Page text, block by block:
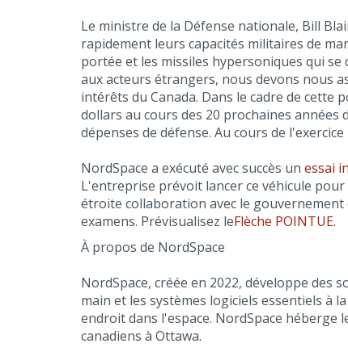
Le ministre de la Défense nationale, Bill
rapidement leurs capacités militaires de
portée et les missiles hypersoniques qui
aux acteurs étrangers, nous devons nous
intérêts du Canada. Dans le cadre de cette
dollars au cours des 20 prochaines années
dépenses de défense. Au cours de
NordSpace a exécuté avec succès un essai
L'entreprise prévoit lancer ce véhicule
étroite collaboration avec le
examens. Prévisualisez leFlèche POINTUE.
À propos de NordSpace
NordSpace, créée en 2022, développe
main et les systèmes logiciels essentiels à
endroit dans l'espace. NordSpace héberge
canadiens à Ottawa.